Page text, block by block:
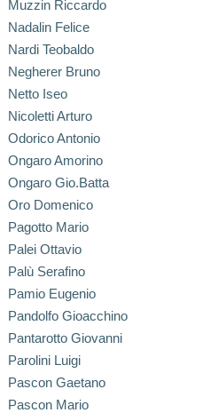
Muzzin Riccardo
Nadalin Felice
Nardi Teobaldo
Negherer Bruno
Netto Iseo
Nicoletti Arturo
Odorico Antonio
Ongaro Amorino
Ongaro Gio.Batta
Oro Domenico
Pagotto Mario
Palei Ottavio
Palù Serafino
Pamio Eugenio
Pandolfo Gioacchino
Pantarotto Giovanni
Parolini Luigi
Pascon Gaetano
Pascon Mario